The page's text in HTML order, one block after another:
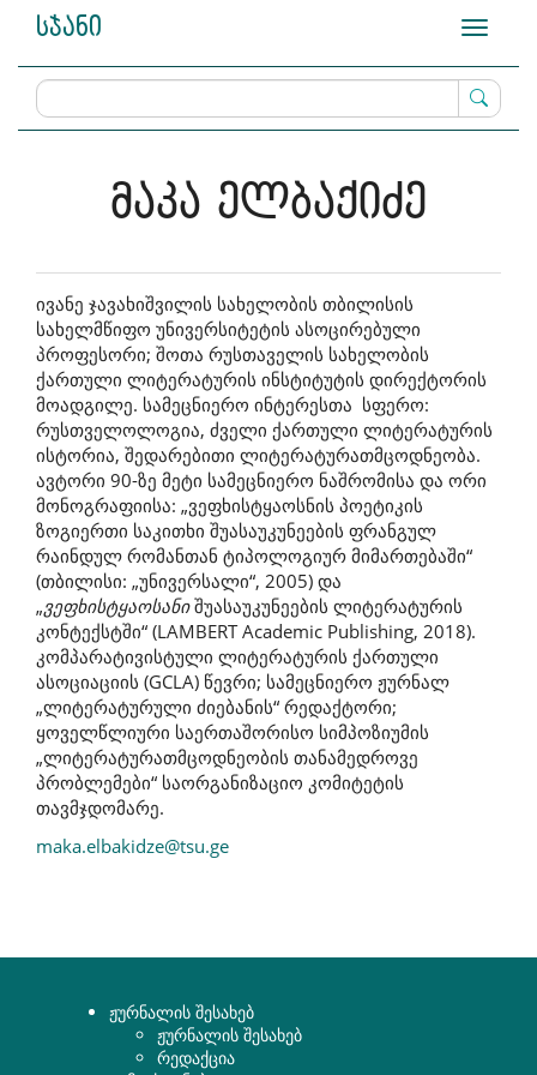
Main
Navigation
Main
Sidebar
Toggle
სჯანი
მაკა ელბაქიძე
ივანე ჯავახიშვილის სახელობის თბილისის
სახელმწიფო უნივერსიტეტის ასოცირებული
პროფესორი; შოთა რუსთაველის სახელობის
ქართული ლიტერატურის ინსტიტუტის დირექტორის
მოადგილე. სამეცნიერო ინტერესთა სფერო:
რუსთველოლოგია, ძველი ქართული ლიტერატურის
ისტორია, შედარებითი ლიტერატურათმცოდნეობა.
ავტორი 90-ზე მეტი სამეცნიერო ნაშრომისა და ორი
მონოგრაფიისა: „ვეფხისტყაოსნის პოეტიკის
ზოგიერთი საკითხი შუასაუკუნეების ფრანგულ
რაინდულ რომანთან ტიპოლოგიურ მიმართებაში“
(თბილისი: „უნივერსალი“, 2005) და
„ვეფხისტყაოსანიშუასაუკუნეების ლიტერატურის
კონტექსტში“ (LAMBERT Academic Publishing, 2018).
კომპარატივისტული ლიტერატურის ქართული
ასოციაციის (GCLA) წევრი; სამეცნიერო ჟურნალ
„ლიტერატურული ძიებანის“ რედაქტორი;
ყოველწლიური საერთაშორისო სიმპოზიუმის
„ლიტერატურათმცოდნეობის თანამედროვე
პრობლემები“ საორგანიზაციო კომიტეტის
თავმჯდომარე.
maka.elbakidze@tsu.ge
ჟურნალის შესახებ
ჟურნალის შესახებ
რედაქცია